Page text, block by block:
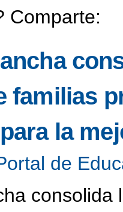
Comparte:
familias
la
de